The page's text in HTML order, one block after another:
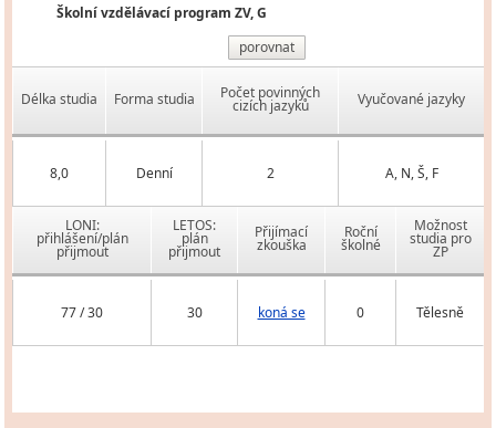
Školní vzdělávací program ZV, G
porovnat
Délka studia Forma studia Počet povinných
cizích jazyků Vyučované jazyky
8,0 Denní 2 A, N, Š, F
LONI:
přihlášení/plán
přijmout
LETOS:
plán
přijmout
Přijímací
zkouška
Roční
školné
Možnost
studia pro
ZP
77 / 30 30 koná se 0 Tělesně